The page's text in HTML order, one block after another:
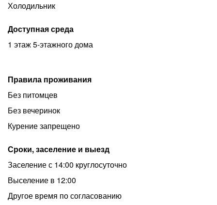
Холодильник
Доступная среда
1 этаж 5-этажного дома
Правила проживания
Без питомцев
Без вечеринок
Курение запрещено
Сроки, заселение и выезд
Заселение с 14:00 круглосуточно
Выселение в 12:00
Другое время по согласованию